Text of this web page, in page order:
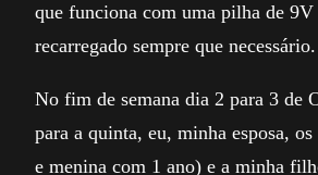
que funciona com uma pilha de 9V
recarregado sempre que necessário.
No fim de semana dia 2 para 3 de
para a quinta, eu, minha esposa,
e menina com 1 ano) e a minha